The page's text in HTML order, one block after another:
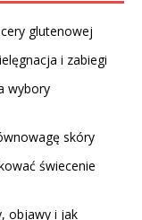
glutenowej
i zabiegi
wybory
skóry
świecenie
objawy i jak